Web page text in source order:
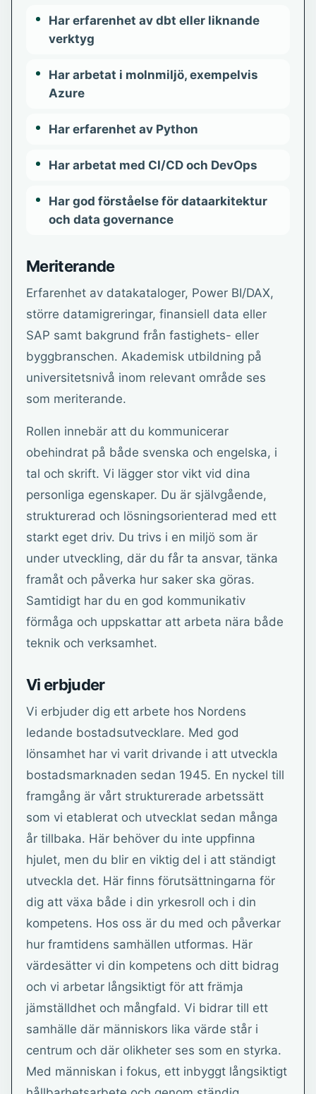
Har erfarenhet av dbt eller liknande
verktyg
Har arbetat i molnmiljö, exempelvis
Azure
Har erfarenhet av Python
Har arbetat med CI/CD och DevOps
Har god förståelse för dataarkitektur
och data governance
Meriterande
Erfarenhet av datakataloger, Power BI/DAX,
större datamigreringar, finansiell data eller
SAP samt bakgrund från fastighets- eller
byggbranschen. Akademisk utbildning på
universitetsnivå inom relevant område ses
som meriterande.
Rollen innebär att du kommunicerar
obehindrat på både svenska och engelska, i
tal och skrift. Vi lägger stor vikt vid dina
personliga egenskaper. Du är självgående,
strukturerad och lösningsorienterad med ett
starkt eget driv. Du trivs i en miljö som är
under utveckling, där du får ta ansvar, tänka
framåt och påverka hur saker ska göras.
Samtidigt har du en god kommunikativ
förmåga och uppskattar att arbeta nära både
teknik och verksamhet.
Vi erbjuder
Vi erbjuder dig ett arbete hos Nordens
ledande bostadsutvecklare. Med god
lönsamhet har vi varit drivande i att utveckla
bostadsmarknaden sedan 1945. En nyckel till
framgång är vårt strukturerade arbetssätt
som vi etablerat och utvecklat sedan många
år tillbaka. Här behöver du inte uppfinna
hjulet, men du blir en viktig del i att ständigt
utveckla det. Här finns förutsättningarna för
dig att växa både i din yrkesroll och i din
kompetens. Hos oss är du med och påverkar
hur framtidens samhällen utformas. Här
värdesätter vi din kompetens och ditt bidrag
och vi arbetar långsiktigt för att främja
jämställdhet och mångfald. Vi bidrar till ett
samhälle där människors lika värde står i
centrum och där olikheter ses som en styrka.
Med människan i fokus, ett inbyggt långsiktigt